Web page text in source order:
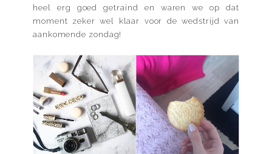
heel erg goed getraind en waren we op dat
moment zeker wel klaar voor de wedstrijd van
aankomende zondag!